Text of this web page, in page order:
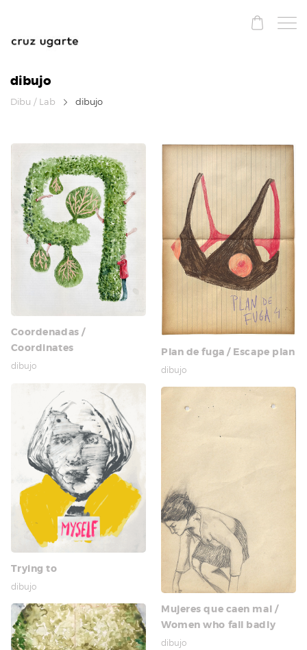
dibujo
Dibu / Lab dibujo
Coordenadas /
Coordinates
dibujo
Plan de fuga / Escape plan
dibujo
Trying to
dibujo
Mujeres que caen mal /
Women who fall badly
dibujo